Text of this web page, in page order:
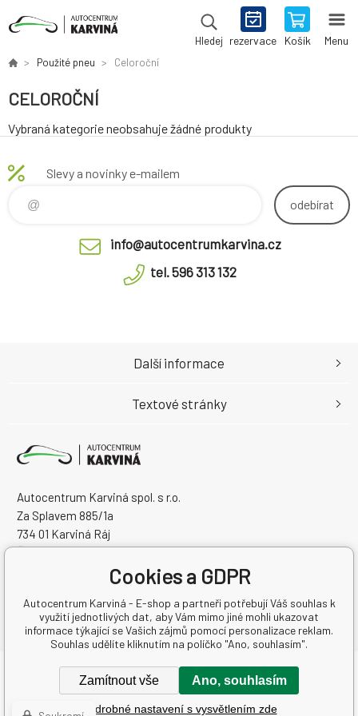
Hledej rezervace Košík Menu
Použité pneu Celoroční
CELOROČNÍ
Vybraná kategorie neobsahuje žádné produkty
Slevy a novinky e-mailem
odebírat
info@autocentrumkarvina.cz
tel. 596 313 132
Autocentrum Karviná spol. s r.o.
Za Splavem 885/1a
734 01 Karviná Ráj
Česká Republika
Další informace
Textové stránky
Copyright © 2026 Autocentrum Karviná spol. s r.o.
Všechna práva vyhrazena.
Cookies a GDPR
Autocentrum Karviná - E-shop a partneři potřebují Váš souhlas k
využití jednotlivých dat, aby Vám mimo jiné mohli ukazovat
informace týkající se Vašich zájmů pomocí personalizace reklam.
Souhlas udělíte kliknutím na políčko "Ano, souhlasím".
Zamítnout vše Ano, souhlasím
Podrobné nastavení s vysvětlením zde